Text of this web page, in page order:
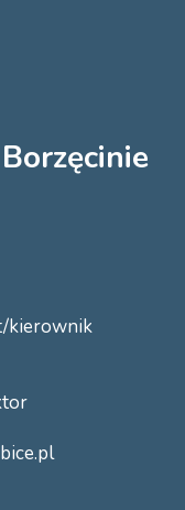
kierownik